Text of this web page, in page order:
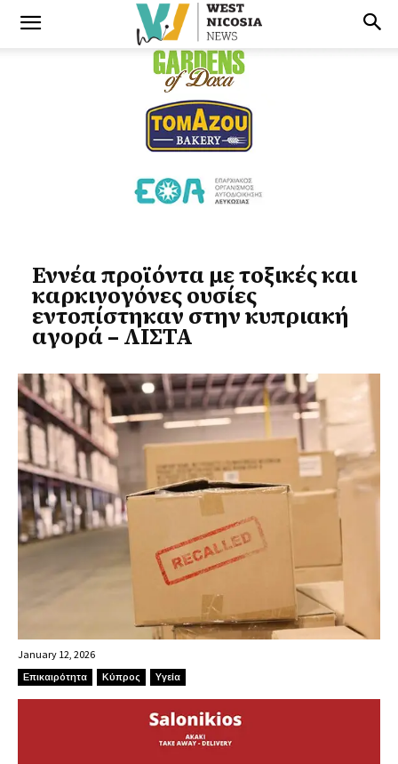
Εννέα προϊόντα με τοξικές και
καρκινογόνες ουσίες
εντοπίστηκαν στην κυπριακή
αγορά – ΛΙΣΤΑ
January 12, 2026
Επικαιρότητα Κύπρος Υγεία